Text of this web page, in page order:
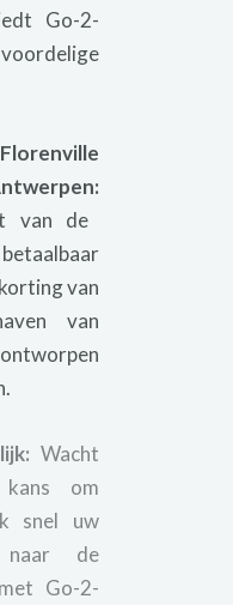
Go-2-
van de
van
van
Wacht
om
snel uw
naar de
Go-2-